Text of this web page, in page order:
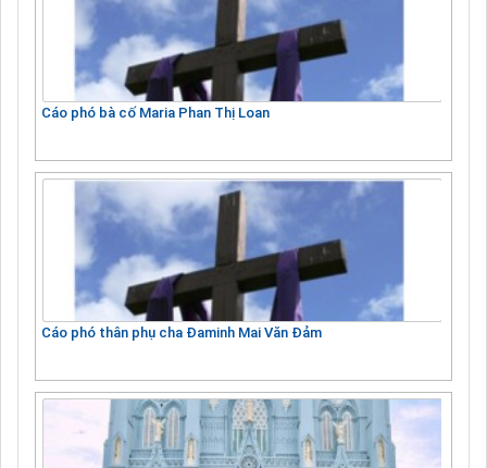
Cáo phó bà cố Maria Phan Thị Loan
Cáo phó thân phụ cha Đaminh Mai Văn Đảm